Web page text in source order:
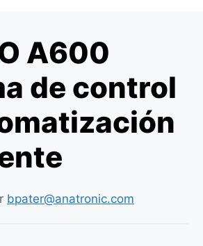
A600
de control
bpater@anatronic.com